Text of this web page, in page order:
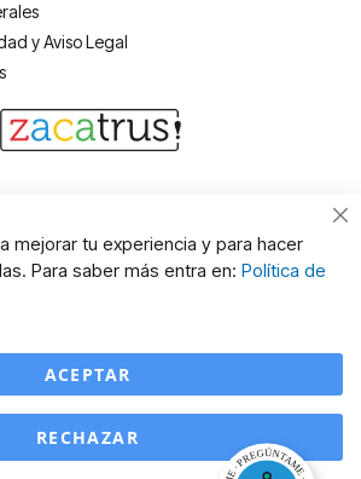
y Aviso Legal
mejorar tu experiencia y para hacer
Para saber más entra en: Política de
ACEPTAR
RECHAZAR